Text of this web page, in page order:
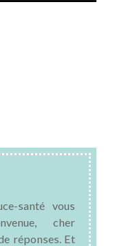
santé vous
cher
réponses. Et